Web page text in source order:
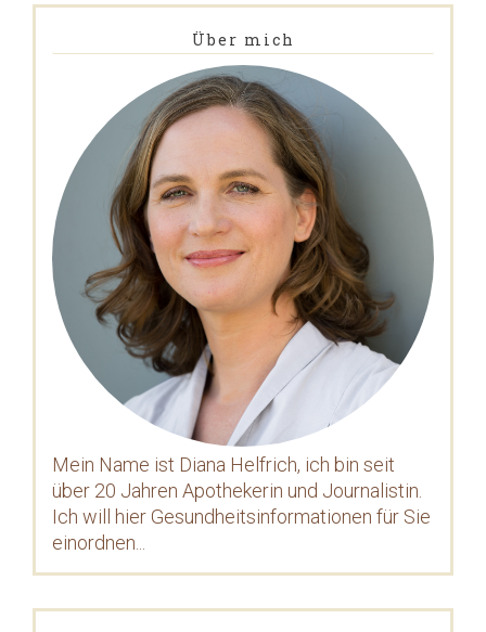
Über mich
Mein Name ist Diana Helfrich, ich bin seit
über 20 Jahren Apothekerin und Journalistin.
Ich will hier Gesundheitsinformationen für Sie
einordnen...